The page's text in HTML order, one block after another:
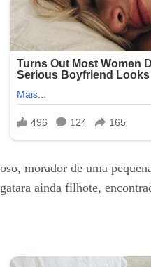
morador de uma
ainda filhote,